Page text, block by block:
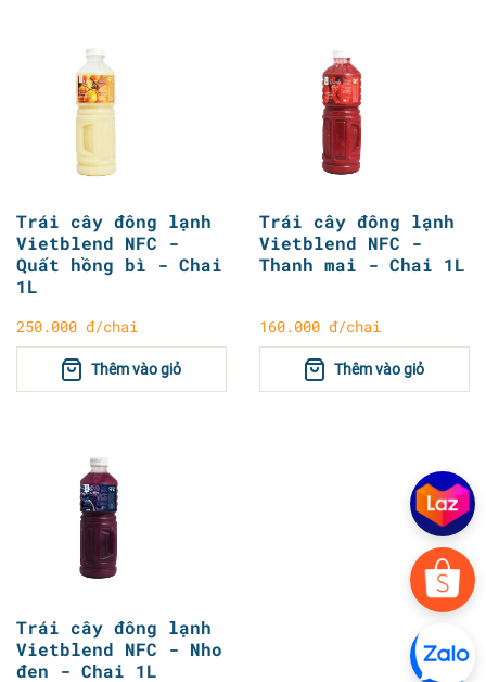
Trái cây đông lạnh
Vietblend NFC -
Quất hồng bì - Chai
1L
250.000 đ/chai
Thêm vào giỏ
Trái cây đông lạnh
Vietblend NFC -
Thanh mai - Chai 1L
160.000 đ/chai
Thêm vào giỏ
Trái cây đông lạnh
Vietblend NFC - Nho
đen - Chai 1L